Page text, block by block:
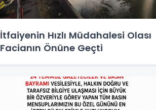
İtfaiyenin Hızlı Müdahalesi Olası
Facianın Önüne Geçti